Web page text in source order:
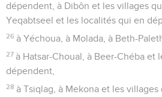
dépendent, à Dibôn et les villages
Yeqabtseel et les localités qui en
26 à Yéchoua, à Molada, à Beth-
27 à Hatsar-Choual, à Beer-Chéba et
dépendent,
28 à Tsiqlag, à Mekona et les